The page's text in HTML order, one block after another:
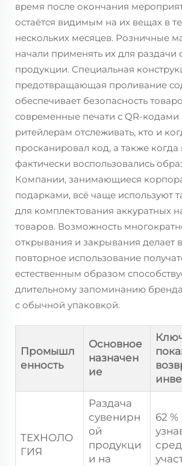
время после окончания
остаётся видимым на их вещах в
нескольких месяцев. Розничные
начали применять их для раздачи
продукции. Специальная
предотвращающая проливание
обеспечивает безопасность
современные печати с QR-кодами
ритейлерам отслеживать, кто и
просканировал код, а также когда
фактически воспользовались
Компании, занимающиеся
подарками, всё чаще используют
для комплектования аккуратных
товаров. Возможность
открывания и закрывания делает
повторное использование
естественным образом
длительному запоминанию
с обычной упаковкой.
Промышл
енность
Основное
назначен
ие
ТЕХНОЛО
ГИЯ
Раздача
сувенирн
ой
продукци
и на
62 %